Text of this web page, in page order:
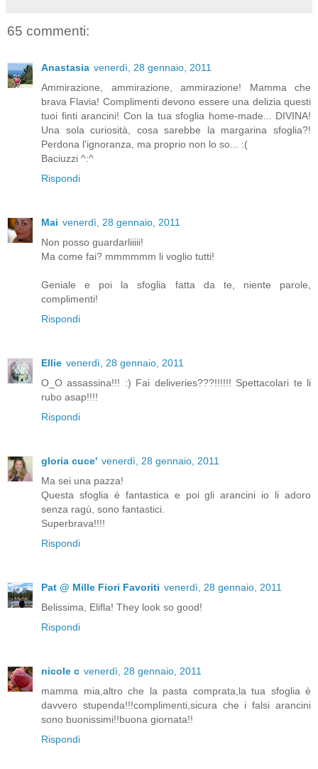
65 commenti:
Anastasia venerdì, 28 gennaio, 2011
Ammirazione, ammirazione, ammirazione! Mamma che
brava Flavia! Complimenti devono essere una delizia questi
tuoi finti arancini! Con la tua sfoglia home-made... DIVINA!
Una sola curiosità, cosa sarebbe la margarina sfoglia?!
Perdona l'ignoranza, ma proprio non lo so... :(
Baciuzzi ^:^
Rispondi
Mai venerdì, 28 gennaio, 2011
Non posso guardarliiiii!
Ma come fai? mmmmmm li voglio tutti!
Geniale e poi la sfoglia fatta da te, niente parole,
complimenti!
Rispondi
Ellie venerdì, 28 gennaio, 2011
O_O assassina!!! :) Fai deliveries???!!!!!! Spettacolari te li
rubo asap!!!!
Rispondi
gloria cuce' venerdì, 28 gennaio, 2011
Ma sei una pazza!
Questa sfoglia è fantastica e poi gli arancini io li adoro
senza ragù, sono fantastici.
Superbrava!!!!
Rispondi
Pat @ Mille Fiori Favoriti venerdì, 28 gennaio, 2011
Belissima, Elifla! They look so good!
Rispondi
nicole c venerdì, 28 gennaio, 2011
mamma mia,altro che la pasta comprata,la tua sfoglia è
davvero stupenda!!!complimenti,sicura che i falsi arancini
sono buonissimi!!buona giornata!!
Rispondi